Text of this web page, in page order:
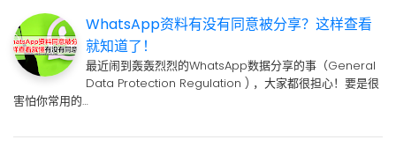
WhatsApp资料有没有同意被分享？这样查看
就知道了！
最近闹到轰轰烈烈的WhatsApp数据分享的事（General
Data Protection Regulation ) ，大家都很担心！要是很
害怕你常用的…